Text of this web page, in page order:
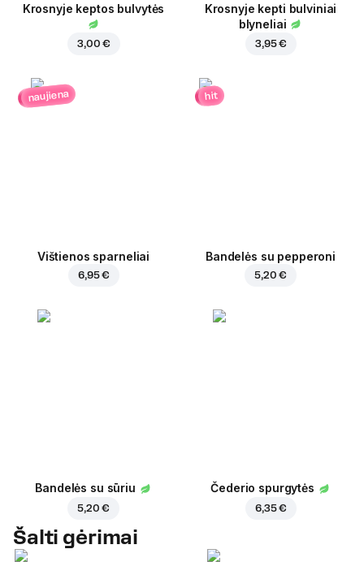
Krosnyje keptos bulvytės
3,00 €
Krosnyje kepti bulviniai
blyneliai
3,95 €
naujiena
Vištienos sparneliai
6,95 €
hit
Bandelės su pepperoni
5,20 €
Bandelės su sūriu
5,20 €
Čederio spurgytės
6,35 €
Šalti gėrimai